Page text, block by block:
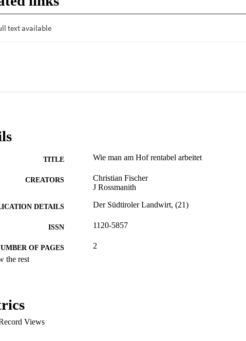
TITLE Wie man am Hof rentabel arbeitet
CREATORS
Christian Fischer
J Rossmanith
DETAILS Der Südtiroler Landwirt, (21)
ISSN 1120-5857
OF PAGES 2
the rest
Views